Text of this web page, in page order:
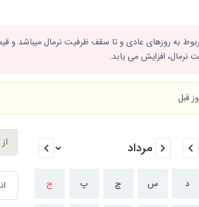
به روزهای عادی و تا سقف ظرفیت نرمال میباشد و
نرمال، افزایش می یابد.
د س چ پ ج